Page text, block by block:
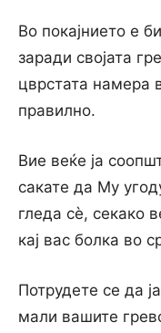
Во покајнието е
заради својата
цврстата намера
правилно.
Вие веќе ја
сакате да Му
гледа сѐ, секако
кај вас болка во
Потрудете се да
мали вашите